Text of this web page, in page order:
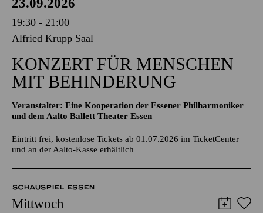
23.09.2026
19:30 - 21:00
Alfried Krupp Saal
KONZERT FÜR MENSCHEN
MIT BEHINDERUNG
Veranstalter: Eine Kooperation der Essener Philharmoniker
und dem Aalto Ballett Theater Essen
Eintritt frei, kostenlose Tickets ab 01.07.2026 im TicketCenter
und an der Aalto-Kasse erhältlich
SCHAUSPIEL ESSEN
Mittwoch